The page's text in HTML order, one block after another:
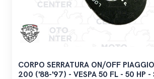
CORPO SERRATURA ON/OFF
200 ('88-'97) - VESPA 50 FL - 50 HP -